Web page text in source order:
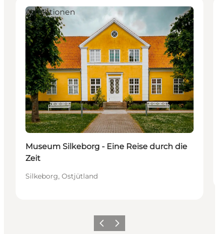
Attraktionen
Museum Silkeborg - Eine Reise durch die
Zeit
Silkeborg, Ostjütland
ZurückWeiter